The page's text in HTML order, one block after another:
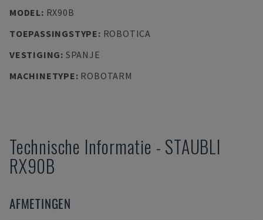
MODEL: RX90B
TOEPASSINGSTYPE: ROBOTICA
VESTIGING: SPANJE
MACHINETYPE: ROBOTARM
Technische Informatie - STAUBLI
RX90B
AFMETINGEN